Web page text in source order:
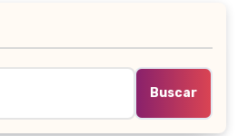
Buscar